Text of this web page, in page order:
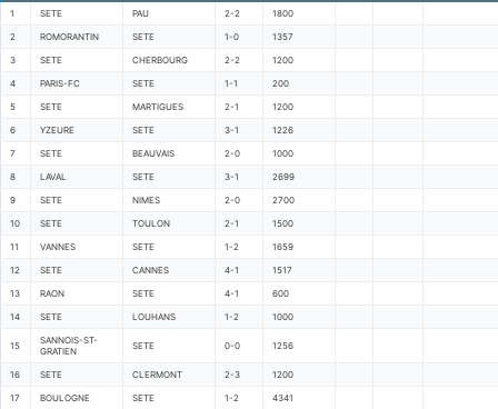
1 SETE PAU 2-2 1800
2 ROMORANTIN SETE 1-0 1357
3 SETE CHERBOURG 2-2 1200
4 PARIS-FC SETE 1-1 200
5 SETE MARTIGUES 2-1 1200
6 YZEURE SETE 3-1 1226
7 SETE BEAUVAIS 2-0 1000
8 LAVAL SETE 3-1 2699
9 SETE NIMES 2-0 2700
10 SETE TOULON 2-1 1500
11 VANNES SETE 1-2 1659
12 SETE CANNES 4-1 1517
13 RAON SETE 4-1 600
14 SETE LOUHANS 1-2 1000
15
SANNOIS-ST-
GRATIEN
SETE 0-0 1256
16 SETE CLERMONT 2-3 1200
17 BOULOGNE SETE 1-2 4341